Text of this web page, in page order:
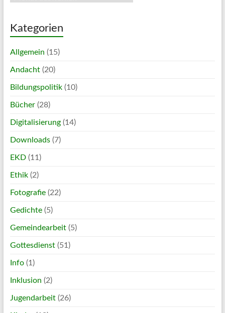
Kategorien
Allgemein (15)
Andacht(20)
Bildungspolitik(10)
Bücher(28)
Digitalisierung(14)
Downloads(7)
EKD(11)
Ethik(2)
Fotografie(22)
Gedichte(5)
Gemeindearbeit(5)
Gottesdienst(51)
Info(1)
Inklusion (2)
Jugendarbeit(26)